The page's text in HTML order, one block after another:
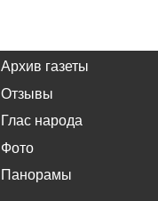
Архив газеты
Отзывы
Глас народа
Фото
Панорамы